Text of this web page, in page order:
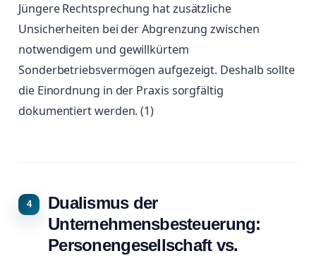
Jüngere Rechtsprechung hat zusätzliche
Unsicherheiten bei der Abgrenzung zwischen
notwendigem und gewillkürtem
Sonderbetriebsvermögen aufgezeigt. Deshalb sollte
die Einordnung in der Praxis sorgfältig
dokumentiert werden. (1)
Dualismus der
Unternehmensbesteuerung:
Personengesellschaft vs.